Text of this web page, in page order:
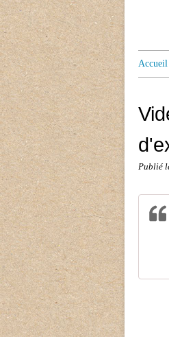
Accueil
Publié